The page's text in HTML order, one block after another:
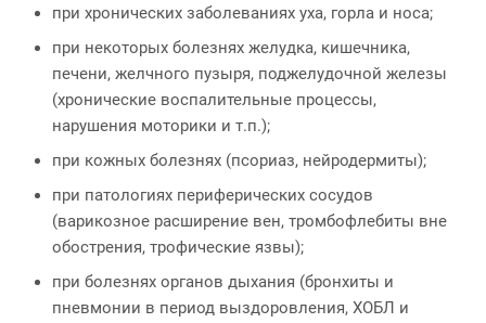
при хронических заболеваниях уха, горла и носа;
при некоторых болезнях желудка, кишечника,
печени, желчного пузыря, поджелудочной железы
(хронические воспалительные процессы,
нарушения моторики и т.п.);
при кожных болезнях (псориаз, нейродермиты);
при патологиях периферических сосудов
(варикозное расширение вен, тромбофлебиты вне
обострения, трофические язвы);
при болезнях органов дыхания (бронхиты и
пневмонии в период выздоровления, ХОБЛ и